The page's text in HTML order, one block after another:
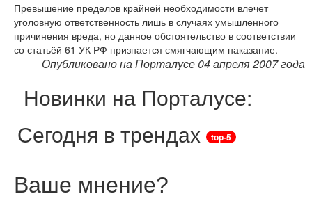
Превышение пределов крайней необходимости влечет
уголовную ответственность лишь в случаях умышленного
причинения вреда, но данное обстоятельство в соответствии
со статьёй 61 УК РФ признается смягчающим наказание.
Опубликовано на Порталусе 04 апреля 2007 года
Новинки на Порталусе:
Сегодня в трендах
top-5
Ваше мнение?